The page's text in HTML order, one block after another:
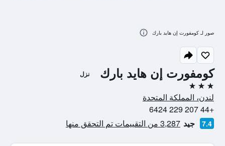
كومفورت إن هايد بارك نزل
3 نجوم
لندن، المملكة المتحدة
+44 207 229 6424
7.4 جيد 3,287 من التقييمات تم التحقق منها
صور لـ كومفورت إن هايد بارك